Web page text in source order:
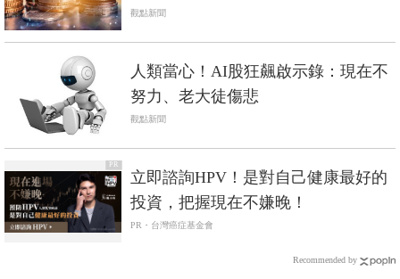
代
觀點新聞
人類當心！AI股狂飆啟示錄：現在不
努力、老大徒傷悲
觀點新聞
PR
立即諮詢HPV！是對自己健康最好的
投資，把握現在不嫌晚！
PR・台灣癌症基金會
Recommended by